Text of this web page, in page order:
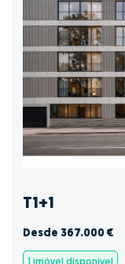
T1+1
Desde 367.000 €